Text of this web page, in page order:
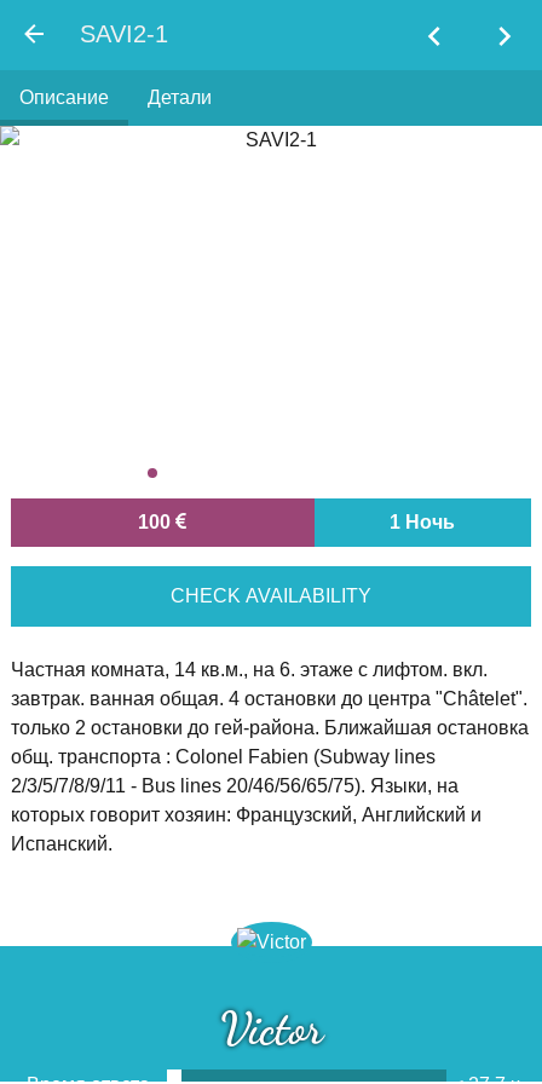
SAVI2-1 chevron_left chevron_right
Описание Детали
100 1 Ночь
CHECK AVAILABILITY
Частная комната, 14 кв.м., на 6. этаже с лифтом. вкл.
завтрак. ванная общая. 4 остановки до центра "Châtelet".
только 2 остановки до гей-района. Ближайшая остановка
общ. транспорта : Colonel Fabien (Subway lines
2/3/5/7/8/9/11 - Bus lines 20/46/56/65/75). Языки, на
которых говорит хозяин: Французский, Английский и
Испанский.
Victor